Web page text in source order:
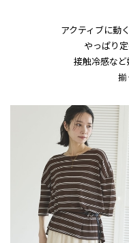
アクティブに動
やっぱり
接触冷感な
揃